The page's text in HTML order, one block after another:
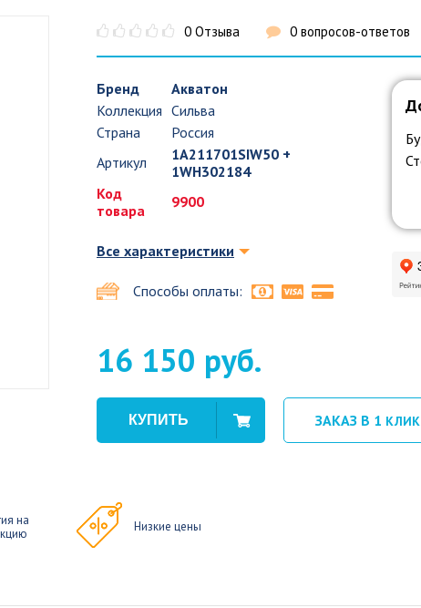
0 Отзыва 0 вопросов-ответов
Бренд
Акватон
Коллекция Сильва
Страна
Россия
Артикул
1A211701SIW50 +
1WH302184
Код
товара
9900
Все характеристики
Способы оплаты:
16 150 руб.
ЗАКАЗ В 1 КЛИК
на
Низкие цены